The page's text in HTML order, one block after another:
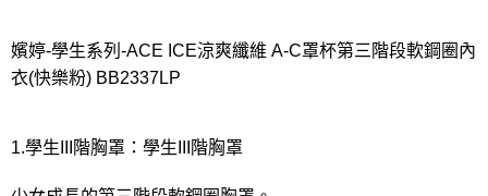
付款後門市自取
每筆NT$80，滿NT$1,000(含以上)免運費
嬪婷-學生系列-ACE ICE涼爽纖維 A-C罩杯第三階段軟鋼圈內
衣(快樂粉) BB2337LP
1.學生III階胸罩：學生III階胸罩